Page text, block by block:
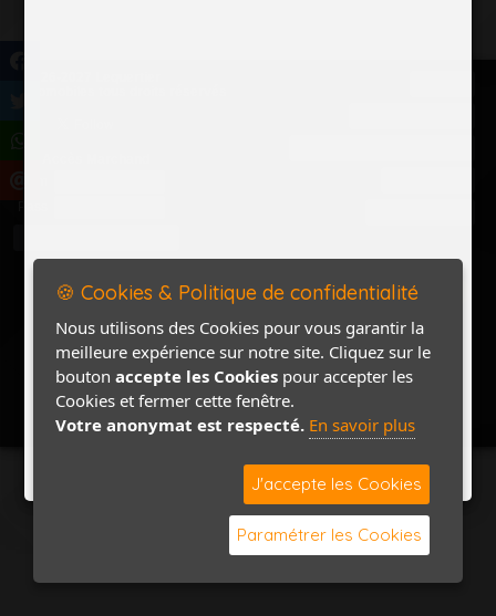
🍪 Cookies & Politique de confidentialité
Nous utilisons des Cookies pour vous garantir la
meilleure expérience sur notre site. Cliquez sur le
bouton accepte les Cookies pour accepter les
Cookies et fermer cette fenêtre.
Votre anonymat est respecté. En savoir plus
J'accepte les Cookies
Paramétrer les Cookies